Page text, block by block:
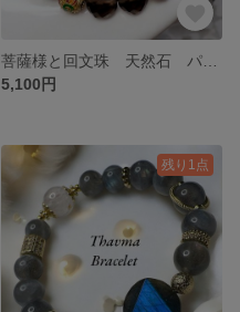
5,100円
残り1点